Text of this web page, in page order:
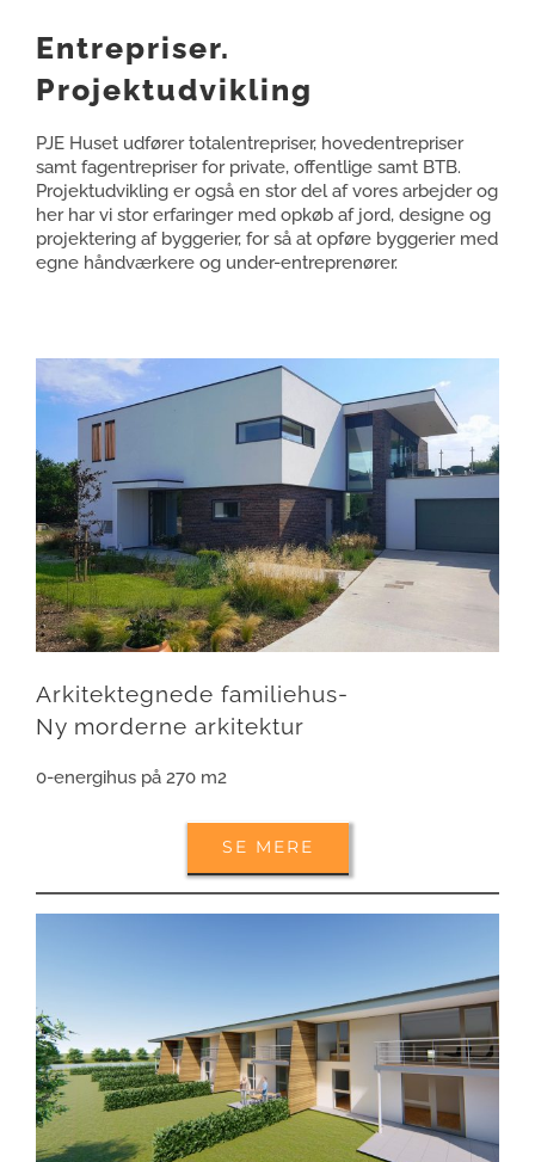
Entrepriser.
Projektudvikling
PJE Huset udfører totalentrepriser, hovedentrepriser
samt fagentrepriser for private, offentlige samt BTB.
Projektudvikling er også en stor del af vores arbejder og
her har vi stor erfaringer med opkøb af jord, designe og
projektering af byggerier, for så at opføre byggerier med
egne håndværkere og under-entreprenører.
Arkitektegnede familiehus-
Ny morderne arkitektur
0-energihus på 270 m2
SE MERE